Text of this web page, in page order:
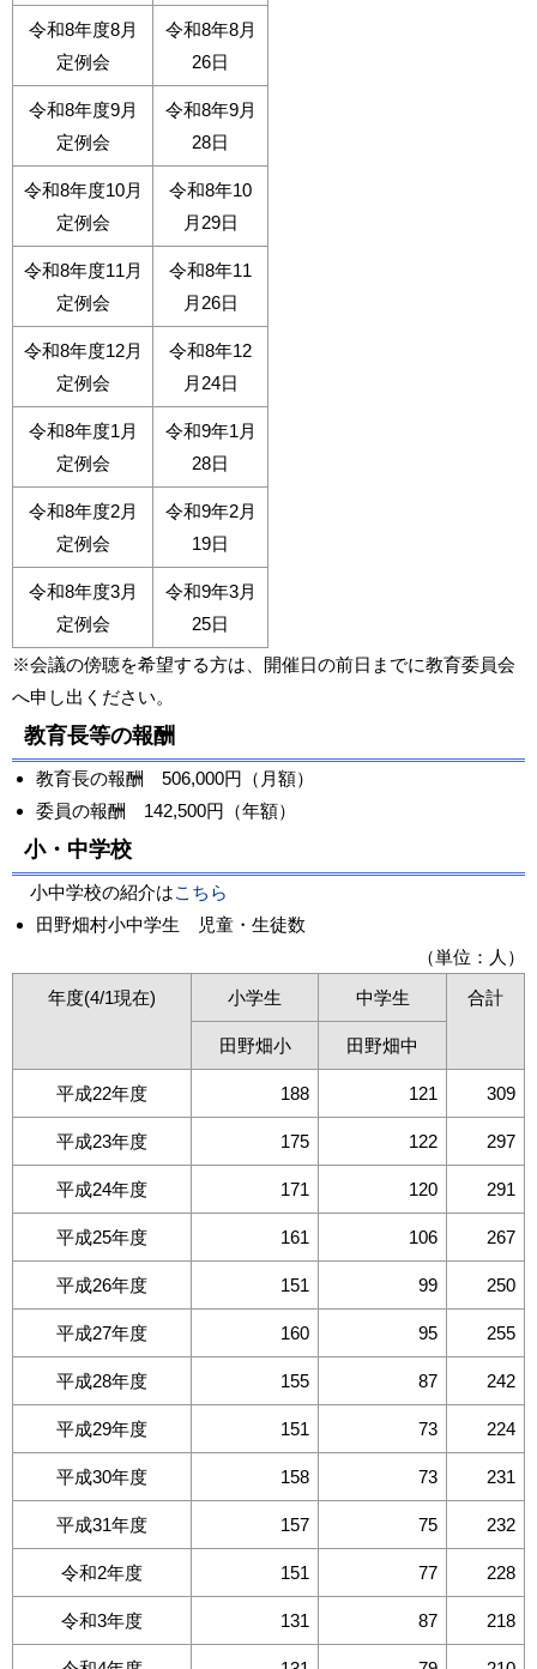
令和8年度8月
定例会
令和8年8月
26日
令和8年度9月
定例会
令和8年9月
28日
令和8年度10月
定例会
令和8年10
月29日
令和8年度11月
定例会
令和8年11
月26日
令和8年度12月
定例会
令和8年12
月24日
令和8年度1月
定例会
令和9年1月
28日
令和8年度2月
定例会
令和9年2月
19日
令和8年度3月
定例会
令和9年3月
25日
※会議の傍聴を希望する方は、開催日の前日までに教育委員会
へ申し出ください。
教育長等の報酬
教育長の報酬 506,000円（月額）
委員の報酬 142,500円（年額）
小・中学校
小中学校の紹介はこちら
田野畑村小中学生 児童・生徒数
（単位：人）
年度(4/1現在)
小学生 中学生 合計
田野畑小 田野畑中
平成22年度 188 121 309
平成23年度 175 122 297
平成24年度 171 120 291
平成25年度 161 106 267
平成26年度 151 99 250
平成27年度 160 95 255
平成28年度 155 87 242
平成29年度 151 73 224
平成30年度 158 73 231
平成31年度 157 75 232
令和2年度 151 77 228
令和3年度 131 87 218